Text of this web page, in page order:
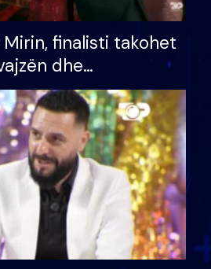
finalisti takohet
dhe
S’kemi ndonjë letër